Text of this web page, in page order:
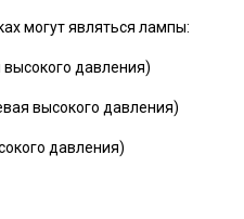
могут являться лампы:
давления)
высокого давления)
давления)